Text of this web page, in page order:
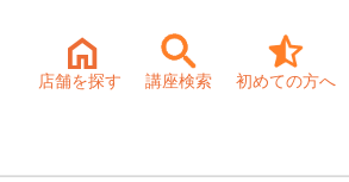
店舗を探す 講座検索 初めての方へ